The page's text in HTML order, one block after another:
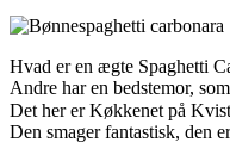
Hvad er en ægte Spaghetti
Andre har en bedstemor,
Det her er Køkkenet på
Den smager fantastisk, den